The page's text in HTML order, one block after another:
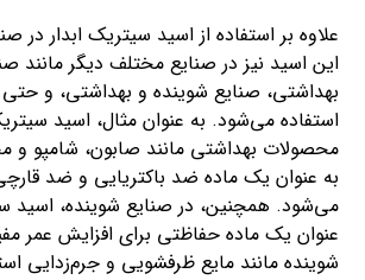
علاوه بر استفاده از اسید سیتریک ابدار در
این اسید نیز در صنایع مختلف دیگر مانند
بهداشتی، صنایع شوینده و بهداشتی، و
استفاده می‌شود. به عنوان مثال، اسید
محصولات بهداشتی مانند صابون، شامپو
به عنوان یک ماده ضد باکتریایی و ضد
می‌شود. همچنین، در صنایع شوینده، اسید
عنوان یک ماده حفاظتی برای افزایش عمر
شوینده مانند مایع ظرفشویی و جرم‌زدایی